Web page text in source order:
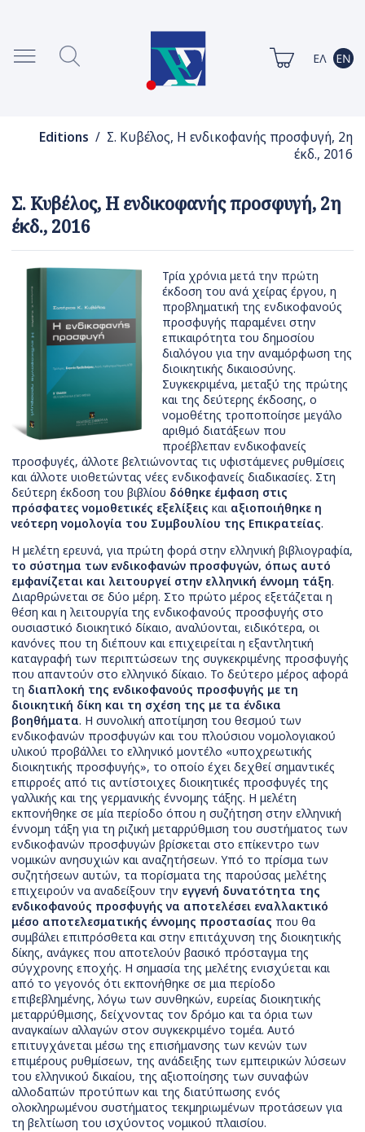
Editions / Σ. Κυβέλος, Η ενδικοφανής προσφυγή, 2η
έκδ., 2016
Σ. Κυβέλος, Η ενδικοφανής προσφυγή, 2η
έκδ., 2016
Τρία χρόνια μετά την πρώτη
έκδοση του ανά χείρας έργου, η
προβληματική της ενδικοφανούς
προσφυγής παραμένει στην
επικαιρότητα του δημοσίου
διαλόγου για την αναμόρφωση της
διοικητικής δικαιοσύνης.
Συγκεκριμένα, μεταξύ της πρώτης
και της δεύτερης έκδοσης, ο
νομοθέτης τροποποίησε μεγάλο
αριθμό διατάξεων που
προέβλεπαν ενδικοφανείς
προσφυγές, άλλοτε βελτιώνοντας τις υφιστάμενες ρυθμίσεις
και άλλοτε υιοθετώντας νέες ενδικοφανείς διαδικασίες. Στη
δεύτερη έκδοση του βιβλίου δόθηκε έμφαση στις
πρόσφατες νομοθετικές εξελίξεις και αξιοποιήθηκε η
νεότερη νομολογία του Συμβουλίου της Επικρατείας.
Η μελέτη ερευνά, για πρώτη φορά στην ελληνική βιβλιογραφία,
το σύστημα των ενδικοφανών προσφυγών, όπως αυτό
εμφανίζεται και λειτουργεί στην ελληνική έννομη τάξη.
Διαρθρώνεται σε δύο μέρη. Στο πρώτο μέρος εξετάζεται η
θέση και η λειτουργία της ενδικοφανούς προσφυγής στο
ουσιαστικό διοικητικό δίκαιο, αναλύονται, ειδικότερα, οι
κανόνες που τη διέπουν και επιχειρείται η εξαντλητική
καταγραφή των περιπτώσεων της συγκεκριμένης προσφυγής
που απαντούν στο ελληνικό δίκαιο. Το δεύτερο μέρος αφορά
τη διαπλοκή της ενδικοφανούς προσφυγής με τη
διοικητική δίκη και τη σχέση της με τα ένδικα
βοηθήματα. Η συνολική αποτίμηση του θεσμού των
ενδικοφανών προσφυγών και του πλούσιου νομολογιακού
υλικού προβάλλει το ελληνικό μοντέλο «υποχρεωτικής
διοικητικής προσφυγής», το οποίο έχει δεχθεί σημαντικές
επιρροές από τις αντίστοιχες διοικητικές προσφυγές της
γαλλικής και της γερμανικής έννομης τάξης. Η μελέτη
εκπονήθηκε σε μία περίοδο όπου η συζήτηση στην ελληνική
έννομη τάξη για τη ριζική μεταρρύθμιση του συστήματος των
ενδικοφανών προσφυγών βρίσκεται στο επίκεντρο των
νομικών ανησυχιών και αναζητήσεων. Υπό το πρίσμα των
συζητήσεων αυτών, τα πορίσματα της παρούσας μελέτης
επιχειρούν να αναδείξουν την εγγενή δυνατότητα της
ενδικοφανούς προσφυγής να αποτελέσει εναλλακτικό
μέσο αποτελεσματικής έννομης προστασίας που θα
συμβάλει επιπρόσθετα και στην επιτάχυνση της διοικητικής
δίκης, ανάγκες που αποτελούν βασικό πρόσταγμα της
σύγχρονης εποχής. Η σημασία της μελέτης ενισχύεται και
από το γεγονός ότι εκπονήθηκε σε μια περίοδο
επιβεβλημένης, λόγω των συνθηκών, ευρείας διοικητικής
μεταρρύθμισης, δείχνοντας τον δρόμο και τα όρια των
αναγκαίων αλλαγών στον συγκεκριμένο τομέα. Αυτό
επιτυγχάνεται μέσω της επισήμανσης των κενών των
επιμέρους ρυθμίσεων, της ανάδειξης των εμπειρικών λύσεων
του ελληνικού δικαίου, της αξιοποίησης των συναφών
αλλοδαπών προτύπων και της διατύπωσης ενός
ολοκληρωμένου συστήματος τεκμηριωμένων προτάσεων για
τη βελτίωση του ισχύοντος νομικού πλαισίου.